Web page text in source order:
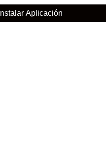
Instalar Aplicación